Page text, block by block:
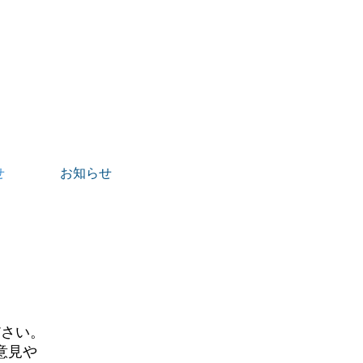
お知らせ
い。
見や